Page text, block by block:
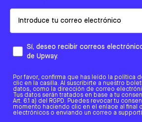
Sí, deseo recibir correos
de Upway.
Por favor, confirma que has leído la política
clic en la casilla. Al suscribirte a nuestro
datos, como la dirección de correo
Tus datos serán tratados en base a tu
Art. 6.1 a) del RGPD. Puedes revocar tu
momento haciendo clic en el enlace al final
electrónicos o enviando un correo a